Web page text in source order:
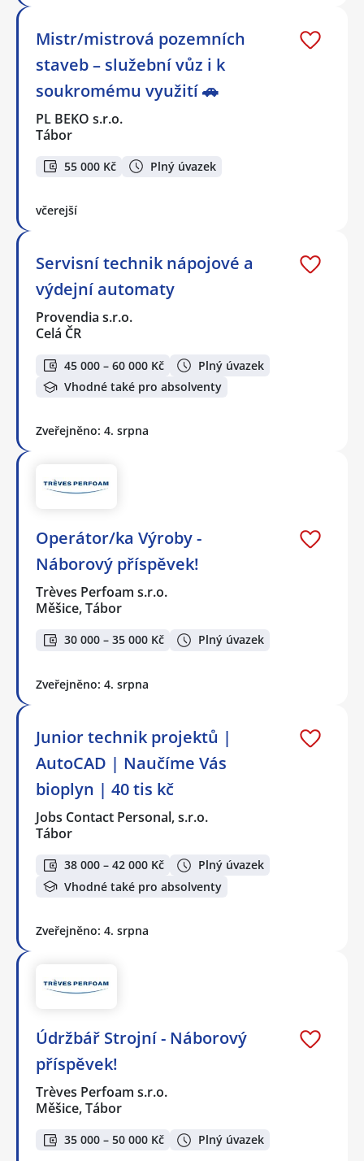
Mistr/mistrová pozemních
staveb – služební vůz i k
soukromému využití 🚗
PL BEKO s.r.o.
Tábor
55 000 Kč Plný úvazek
včerejší
Servisní technik nápojové a
výdejní automaty
Provendia s.r.o.
Celá ČR
45 000 – 60 000 Kč
Plný úvazek
Vhodné také pro absolventy
Zveřejněno: 4. srpna
Operátor/ka Výroby -
Náborový příspěvek!
Trèves Perfoam s.r.o.
Měšice, Tábor
30 000 – 35 000 Kč Plný úvazek
Zveřejněno: 4. srpna
Junior technik projektů |
AutoCAD | Naučíme Vás
bioplyn | 40 tis kč
Jobs Contact Personal, s.r.o.
Tábor
38 000 – 42 000 Kč
Plný úvazek
Vhodné také pro absolventy
Zveřejněno: 4. srpna
Údržbář Strojní - Náborový
příspěvek!
Trèves Perfoam s.r.o.
Měšice, Tábor
35 000 – 50 000 Kč Plný úvazek